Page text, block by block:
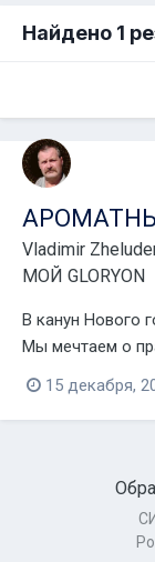
Найдено 1
Vladimir
МОЙ GLORYON
В канун Нового
Мы мечтаем о
в 11 мск на
пройдёт
калейдоскоп",
15 декабря,